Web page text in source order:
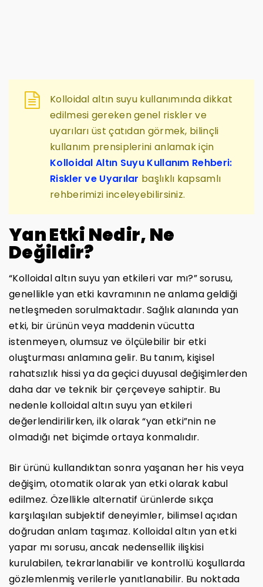
Kolloidal altın suyu kullanımında dikkat
edilmesi gereken genel riskler ve
uyarıları üst çatıdan görmek, bilinçli
kullanım prensiplerini anlamak için
Kolloidal Altın Suyu Kullanım Rehberi:
Riskler ve Uyarılar başlıklı kapsamlı
rehberimizi inceleyebilirsiniz.
Yan Etki Nedir, Ne
Değildir?
“Kolloidal altın suyu yan etkileri var mı?” sorusu,
genellikle yan etki kavramının ne anlama geldiği
netleşmeden sorulmaktadır. Sağlık alanında yan
etki, bir ürünün veya maddenin vücutta
istenmeyen, olumsuz ve ölçülebilir bir etki
oluşturması anlamına gelir. Bu tanım, kişisel
rahatsızlık hissi ya da geçici duyusal değişimlerden
daha dar ve teknik bir çerçeveye sahiptir. Bu
nedenle kolloidal altın suyu yan etkileri
değerlendirilirken, ilk olarak “yan etki”nin ne
olmadığı net biçimde ortaya konmalıdır.
Bir ürünü kullandıktan sonra yaşanan her his veya
değişim, otomatik olarak yan etki olarak kabul
edilmez. Özellikle alternatif ürünlerde sıkça
karşılaşılan subjektif deneyimler, bilimsel açıdan
doğrudan anlam taşımaz. Kolloidal altın yan etki
yapar mı sorusu, ancak nedensellik ilişkisi
kurulabilen, tekrarlanabilir ve kontrollü koşullarda
gözlemlenmiş verilerle yanıtlanabilir. Bu noktada